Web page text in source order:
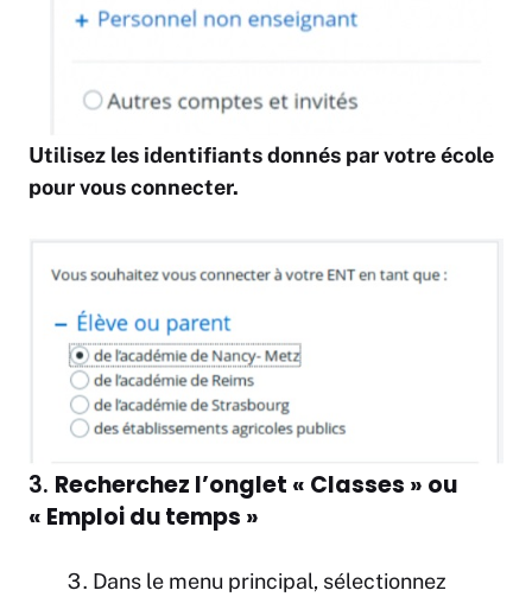
Utilisez les identifiants donnés par votre école
pour vous connecter.
3. Recherchez l’onglet « Classes » ou
« Emploi du temps »
Dans le menu principal, sélectionnez